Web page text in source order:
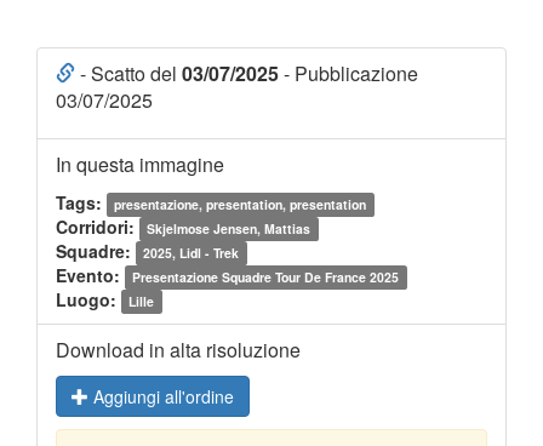
- Scatto del 03/07/2025- Pubblicazione
03/07/2025
In questa immagine
Tags: presentazione, presentation, presentation
Corridori: Skjelmose Jensen, Mattias
Squadre: 2025, Lidl - Trek
Evento: Presentazione Squadre Tour De France 2025
Luogo: Lille
Download in alta risoluzione
Aggiungi all'ordine